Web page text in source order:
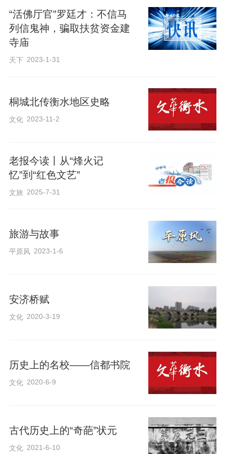
来自家乡的支持与认可，让陈廷佑十分振
奋。他介绍，《陶村兵事》作为“龙脉三部
曲”的收官之作，不仅延续了对家国叙事的
宏大视角，还通过两代人的命运交织，深
升华。陈廷佑表示：“冀中平原的‘龙脉’仍
在不断延续，未来我将继续以笔为媒，书
写时代新章。” 活动末尾，陈廷佑向衡水学
的故事为主线，时间跨度达30年，展现了
同一支部队中人物的成长与坚守。小说通
过生动鲜活的人物塑造和对冀中平原风物
节、坦平无私、持平不争”的“平原精神”。
全书共35万字，由作家出版社出版，并入
“活佛厅官”罗廷才：不信马
列信鬼神，骗取扶贫资金建
寺庙
天下 2023-1-31
桐城北传衡水地区史略
文化 2023-11-2
老报今读丨从“烽火记
忆”到“红色文艺”
文旅 2025-7-31
旅游与故事
平原风 2023-1-6
安济桥赋
文化 2020-3-19
历史上的名校——信都书院
文化 2020-6-9
古代历史上的“奇葩”状元
文化 2021-6-10